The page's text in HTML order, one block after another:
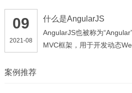
09
2021-08
什么是AngularJS
AngularJS也被称为
MVC框架，用于开发动态
案例推荐